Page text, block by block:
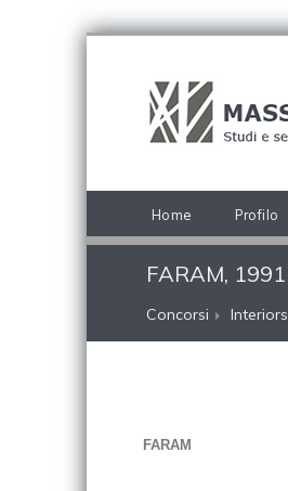
Home Profilo
FARAM, 1991
Concorsi Interiors
FARAM